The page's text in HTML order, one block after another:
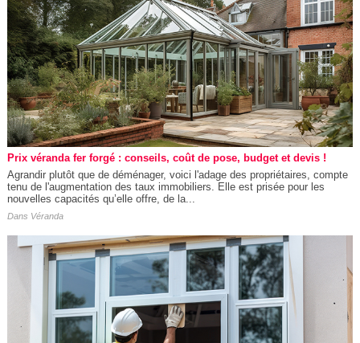
Prix véranda fer forgé : conseils, coût de pose, budget et devis !
Agrandir plutôt que de déménager, voici l'adage des propriétaires, compte
tenu de l'augmentation des taux immobiliers. Elle est prisée pour les
nouvelles capacités qu’elle offre, de la...
Dans Véranda